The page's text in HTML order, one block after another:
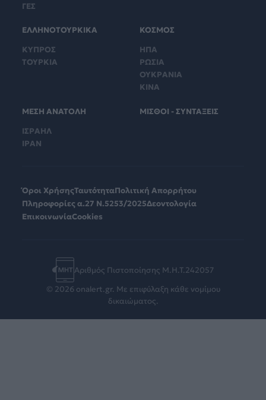
ΓΕΣ
ΕΛΛΗΝΟΤΟΥΡΚΙΚΑ
ΚΥΠΡΟΣ
ΤΟΥΡΚΙΑ
ΚΟΣΜΟΣ
ΗΠΑ
ΡΩΣΙΑ
ΟΥΚΡΑΝΙΑ
ΚΙΝΑ
ΜΕΣΗ ΑΝΑΤΟΛΗ
ΙΣΡΑΗΛ
ΙΡΑΝ
ΜΙΣΘΟΙ - ΣΥΝΤΑΞΕΙΣ
Όροι ΧρήσηςΤαυτότηταΠολιτική Απορρήτου
Πληροφορίες α.27 Ν.5253/2025Δεοντολογία
ΕπικοινωνίαCookies
Αριθμός Πιστοποίησης Μ.Η.Τ.242057
© 2026 onalert.gr. Με επιφύλαξη κάθε νομίμου
δικαιώματος.